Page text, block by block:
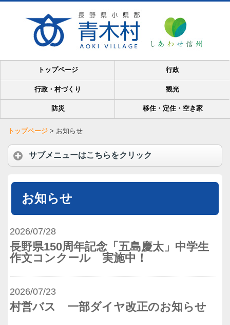
トップページ 行政
行政・村づくり 観光
防災 移住・定住・空き家
トップページ > お知らせ
サブメニューはこちらをクリック
お知らせ
2026/07/28
長野県150周年記念「五島慶太」中学生
作文コンクール 実施中！
2026/07/23
村営バス 一部ダイヤ改正のお知らせ